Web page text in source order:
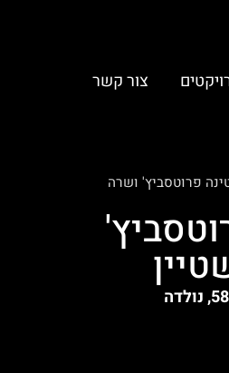
צור קשר
פרוטסביץ' ושרה
וולנטינה פרוטסביץ', בת 58, נולדה